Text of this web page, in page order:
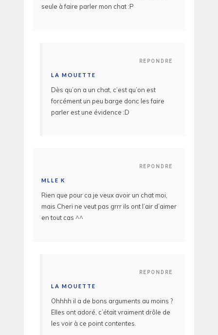
seule à faire parler mon chat :P
REPONDRE
LA MOUETTE
Dès qu’on a un chat, c’est qu’on est
forcément un peu barge donc les faire
parler est une évidence :D
REPONDRE
MLLE K
Rien que pour ca je veux avoir un chat moi,
mais Cheri ne veut pas grrr ils ont l’air d’aimer
en tout cas ^^
REPONDRE
LA MOUETTE
Ohhhh il a de bons arguments au moins ?
Elles ont adoré, c’était vraiment drôle de
les voir à ce point contentes.